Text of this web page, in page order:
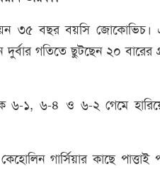
৩৫ বছর বয়সি জোকোভিচ।
গতিতে ছুটছেন ২০ বারের
৬-১, ৬-৪ ও ৬-২ গেমে
গার্সিয়ার কাছে পাত্তাই